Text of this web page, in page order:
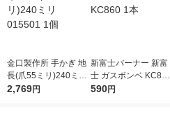
金口製作所 手かぎ 地
長(爪55ミリ)240ミリ
015501 1個
2,769円
新富士バーナー 新富
士 ガスボンベ KC860
1本
590円